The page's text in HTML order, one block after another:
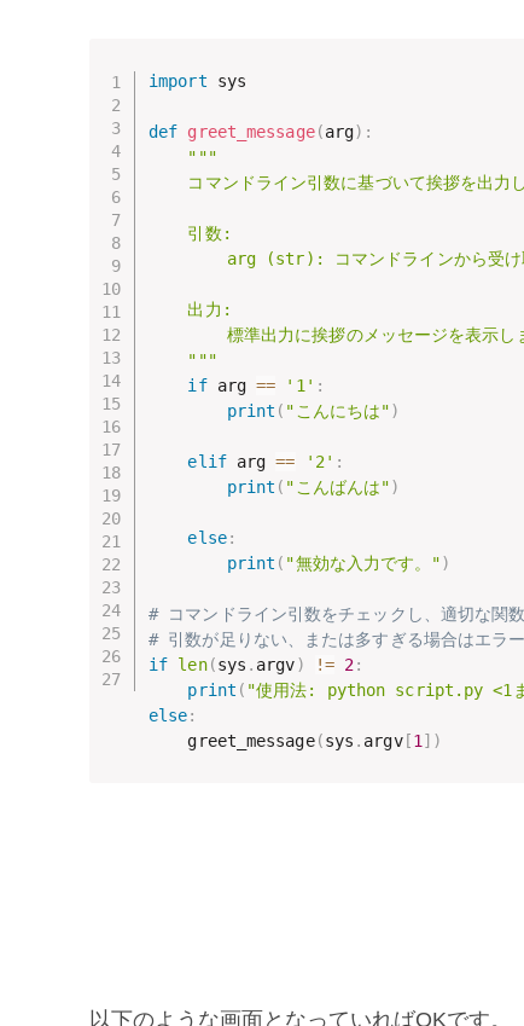
import sys
def greet_message(arg) :
"""
コマンドライン引数に基づいて挨拶を出力し
    引数:
arg (str): コマンドラインから受け
    出力:
標準出力に挨拶のメッセージを表示し
    """
if arg == '1' :
print ( "こんにちは")
elif arg == '2' :
print ( "こんばんは")
else:
print ( "無効な入力です。")
# コマンドライン引数をチェックし、適切な関数
# 引数が足りない、または多すぎる場合はエラ
if len(sys . argv) != 2:
print ( "使用法: python script.py <1
else:
    greet_message
(sys . argv[1 ] )
以下のような画面となっていればOKです。